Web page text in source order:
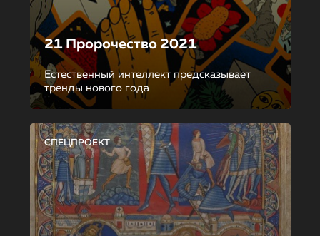
21 Пророчество 2021
Естественный интеллект предсказывает
тренды нового года
СПЕЦПРОЕКТ